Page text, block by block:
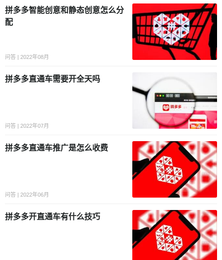
拼多多智能创意和静态创意怎么分
配
问答 | 2022年08月
拼多多直通车需要开全天吗
问答 | 2022年07月
拼多多直通车推广是怎么收费
问答 | 2022年06月
拼多多开直通车有什么技巧